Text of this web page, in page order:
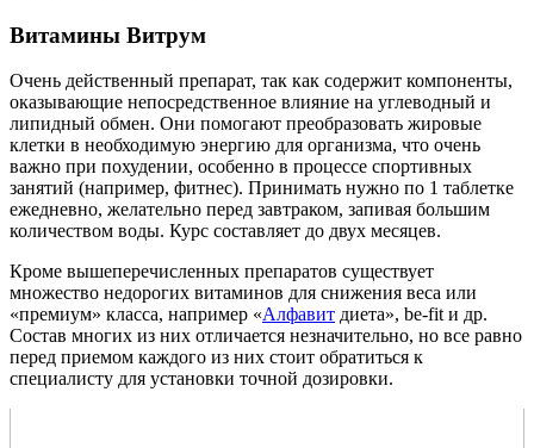
Витамины Витрум
Очень действенный препарат, так как содержит компоненты,
оказывающие непосредственное влияние на углеводный и
липидный обмен. Они помогают преобразовать жировые
клетки в необходимую энергию для организма, что очень
важно при похудении, особенно в процессе спортивных
занятий (например, фитнес). Принимать нужно по 1 таблетке
ежедневно, желательно перед завтраком, запивая большим
количеством воды. Курс составляет до двух месяцев.
Кроме вышеперечисленных препаратов существует
множество недорогих витаминов для снижения веса или
«премиум» класса, например «Алфавит диета», be-fit и др.
Состав многих из них отличается незначительно, но все равно
перед приемом каждого из них стоит обратиться к
специалисту для установки точной дозировки.